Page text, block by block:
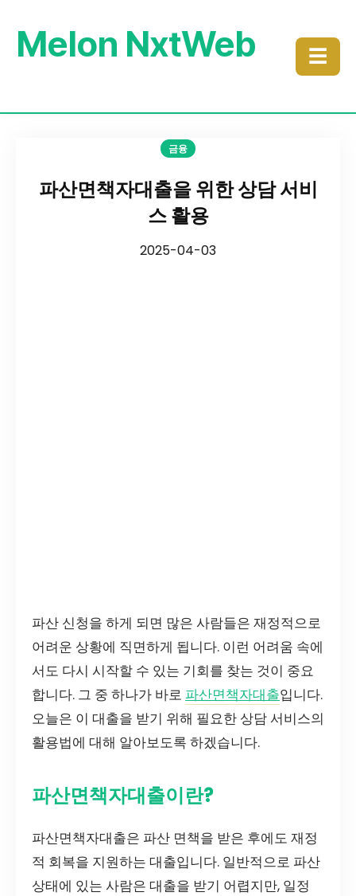
Melon NxtWeb ☰
금융
파산면책자대출을 위한 상담 서비
스 활용
2025-04-03
파산 신청을 하게 되면 많은 사람들은 재정적으로
어려운 상황에 직면하게 됩니다. 이런 어려움 속에
서도 다시 시작할 수 있는 기회를 찾는 것이 중요
합니다. 그 중 하나가 바로 파산면책자대출입니다.
오늘은 이 대출을 받기 위해 필요한 상담 서비스의
활용법에 대해 알아보도록 하겠습니다.
파산면책자대출이란?
파산면책자대출은 파산 면책을 받은 후에도 재정
적 회복을 지원하는 대출입니다. 일반적으로 파산
상태에 있는 사람은 대출을 받기 어렵지만, 일정